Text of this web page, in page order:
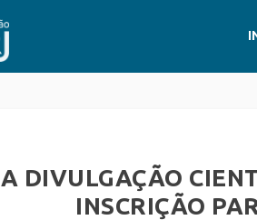
A DIVULGAÇÃO
INSCRIÇÃO